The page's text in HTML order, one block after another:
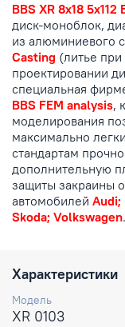
BBS XR 8x18
диск-моноблок,
из алюминиевого
Casting (литье
проектировании
специальная
BBS FEM analysis,
моделирования
максимально
стандартам
дополнительную
защиты закраины
автомобилей Audi;
Skoda; Volkswagen.
Характеристики
Модель
XR 0103